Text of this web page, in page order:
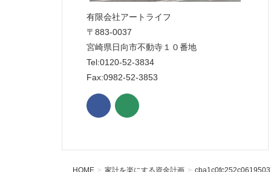
有限会社アートライフ
〒883-0037
宮崎県日向市不動寺１０番地
Tel:0120-52-3834
Fax:0982-52-3853
HOME 家計を楽にする資金計画